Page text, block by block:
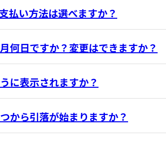
払い方法は選べますか？
何日ですか？変更はできますか？
に表示されますか？
から引落が始まりますか？